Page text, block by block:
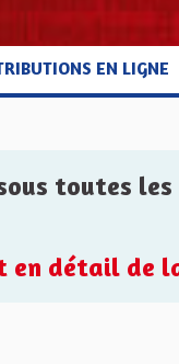
EN LIGNE
toutes
en détail de